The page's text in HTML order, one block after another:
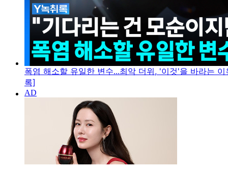
폭염 해소할 유일한 변수...최악 더위, '이것'을 바라는
록]